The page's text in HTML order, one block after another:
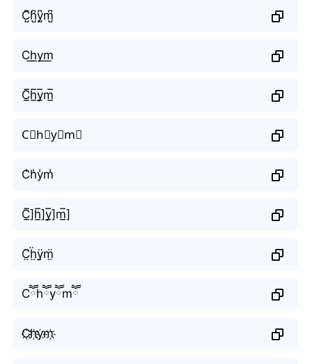
C̺͆h̺͆y̺͆m̺͆
C͟h͟y͟m͟
C̲̅h̲̅y̲̅m̲̅
C⃣h⃣y⃣m⃣
C̾h̾y̾m̾
C̲̅]h̲̅]y̲̅]m̲̅]
C̤̈ḧ̤ÿ̤m̤̈
Cཽhཽyཽmཽ
C҉h҉y҉m҉